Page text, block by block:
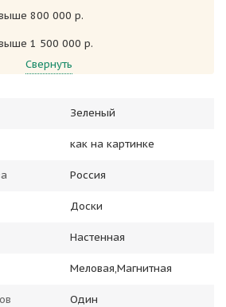
800 000 р.
1 500 000 р.
Свернуть
Зеленый
как на картинке
Россия
Доски
Настенная
Меловая,Магнитная
Один